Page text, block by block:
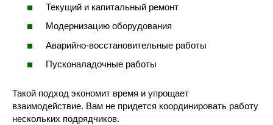
Текущий и капитальный ремонт
Модернизацию оборудования
Аварийно-восстановительные работы
Пусконаладочные работы
Такой подход экономит время и упрощает
взаимодействие. Вам не придется координировать работу
нескольких подрядчиков.